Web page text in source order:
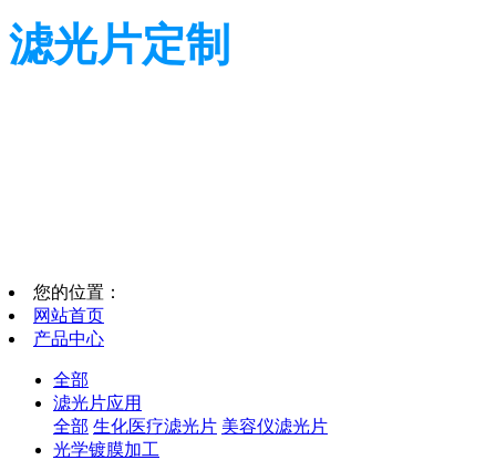
滤光片定制
您的位置：
网站首页
产品中心
全部
滤光片应用
全部 生化医疗滤光片 美容仪滤光片
光学镀膜加工